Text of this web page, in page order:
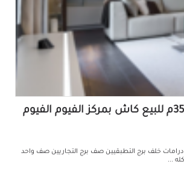
درامات خلف برج التطبقيين صف برج التجاريين صف واحد
...